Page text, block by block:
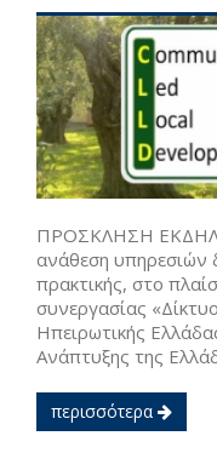
ΠΡΟΣΚΛΗΣΗ
ανάθεση υπηρεσιών
πρακτικής, στο
συνεργασίας
Ηπειρωτικής
Ανάπτυξης της
περισσότερα